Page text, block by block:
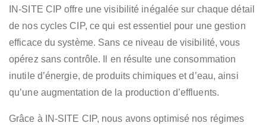
IN-SITE CIP offre une visibilité inégalée sur chaque détail
de nos cycles CIP, ce qui est essentiel pour une gestion
efficace du système. Sans ce niveau de visibilité, vous
opérez sans contrôle. Il en résulte une consommation
inutile d’énergie, de produits chimiques et d’eau, ainsi
qu’une augmentation de la production d’effluents.
Grâce à IN-SITE CIP, nous avons optimisé nos régimes